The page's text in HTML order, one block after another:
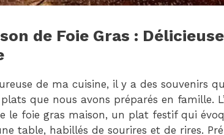
de Foie Gras :
de ma cuisine, il y a des souvenirs
que nous avons préparés en famille.
le foie gras maison, un plat festif qui
table, habillés de sourires et de rires.